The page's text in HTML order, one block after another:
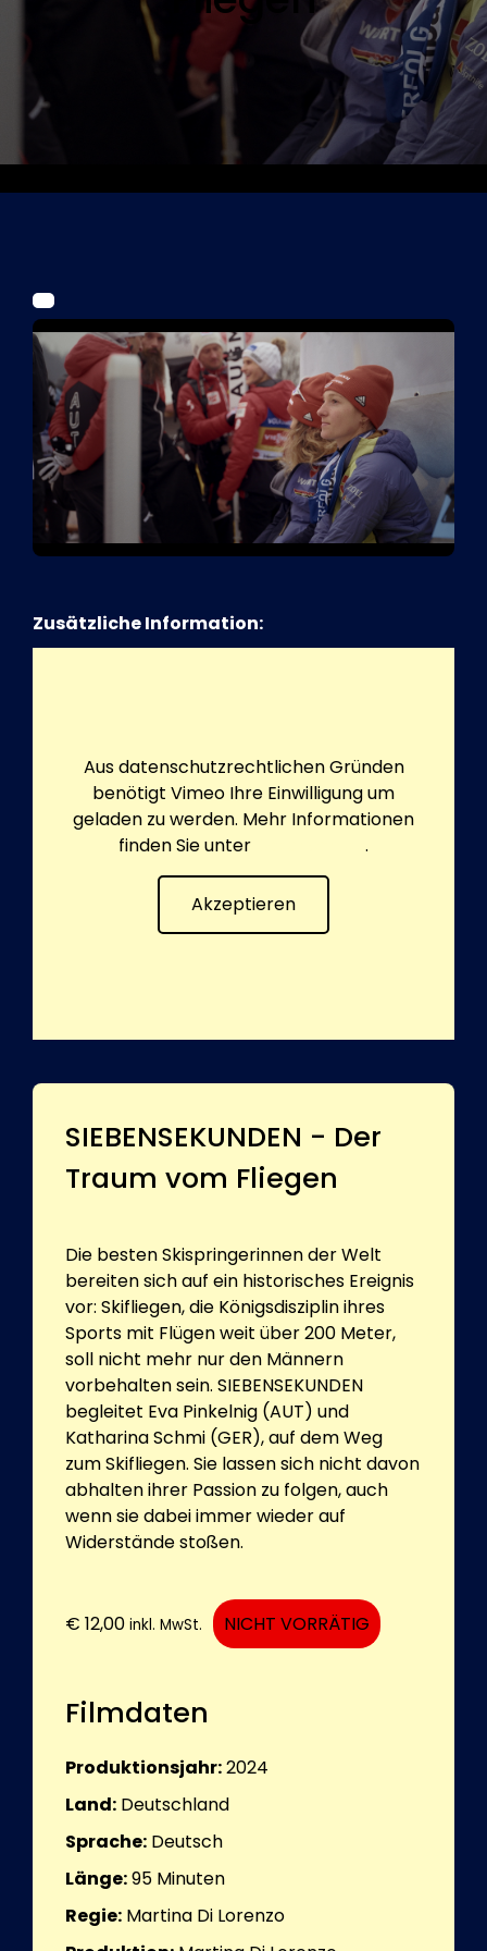
Zusätzliche Information:
Aus datenschutzrechtlichen Gründen
benötigt Vimeo Ihre Einwilligung um
geladen zu werden. Mehr Informationen
finden Sie unter
.
Akzeptieren
SIEBENSEKUNDEN - Der
Traum vom Fliegen
Die besten Skispringerinnen der Welt
bereiten sich auf ein historisches Ereignis
vor: Skifliegen, die Königsdisziplin ihres
Sports mit Flügen weit über 200 Meter,
soll nicht mehr nur den Männern
vorbehalten sein. SIEBENSEKUNDEN
begleitet Eva Pinkelnig (AUT) und
Katharina Schmi (GER), auf dem Weg
zum Skifliegen. Sie lassen sich nicht davon
abhalten ihrer Passion zu folgen, auch
wenn sie dabei immer wieder auf
Widerstände stoßen.
€ 12,00 inkl. MwSt. NICHT VORRÄTIG
Filmdaten
Produktionsjahr:2024
Land: Deutschland
Sprache: Deutsch
Länge:95 Minuten
Regie: Martina Di Lorenzo